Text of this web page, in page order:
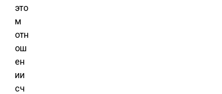
это
м
отн
ош
ен
ии
сч